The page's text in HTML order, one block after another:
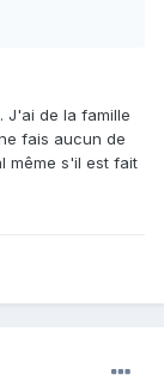
J'ai de la famille
fais aucun de
même s'il est fait